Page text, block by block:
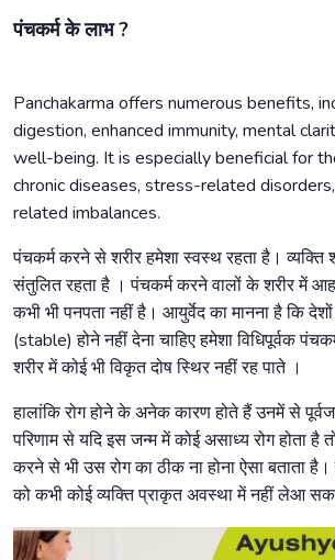
पंचकर्म के लाभ ?
Panchakarma offers numerous benefits,
digestion, enhanced immunity, mental
well-being. It is especially beneficial for
chronic diseases, stress-related
related imbalances.
पंचकर्म करने से शरीर हमेशा स्वस्थ रहता है।
संतुलित रहता है । पंचकर्म करने वालों के शरीर में
कभी भी पनपता नहीं है। आयुर्वेद का मानना है कि
(stable) होने नहीं देना चाहिए हमेशा विधिपूर्वक
शरीर में कोई भी विकृत दोष स्थिर नहीं रह पाते ।
हालांकि रोग होने के अनेक कारण होते हैं उनमें से
परिणाम से यदि इस जन्म में कोई असाध्य रोग होता है
करने से भी उस रोग का ठीक ना होना ऐसा बताता
को कभी कोई व्यक्ति प्राकृत अवस्था में नहीं लेआ